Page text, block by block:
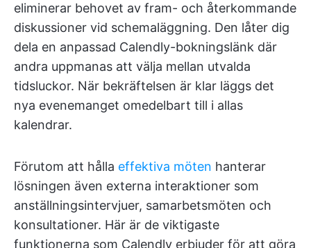
eliminerar behovet av fram- och återkommande
diskussioner vid schemaläggning. Den låter dig
dela en anpassad Calendly-bokningslänk där
andra uppmanas att välja mellan utvalda
tidsluckor. När bekräftelsen är klar läggs det
nya evenemanget omedelbart till i allas
kalendrar.
Förutom att hålla effektiva möten hanterar
lösningen även externa interaktioner som
anställningsintervjuer, samarbetsmöten och
konsultationer. Här är de viktigaste
funktionerna som Calendly erbjuder för att göra